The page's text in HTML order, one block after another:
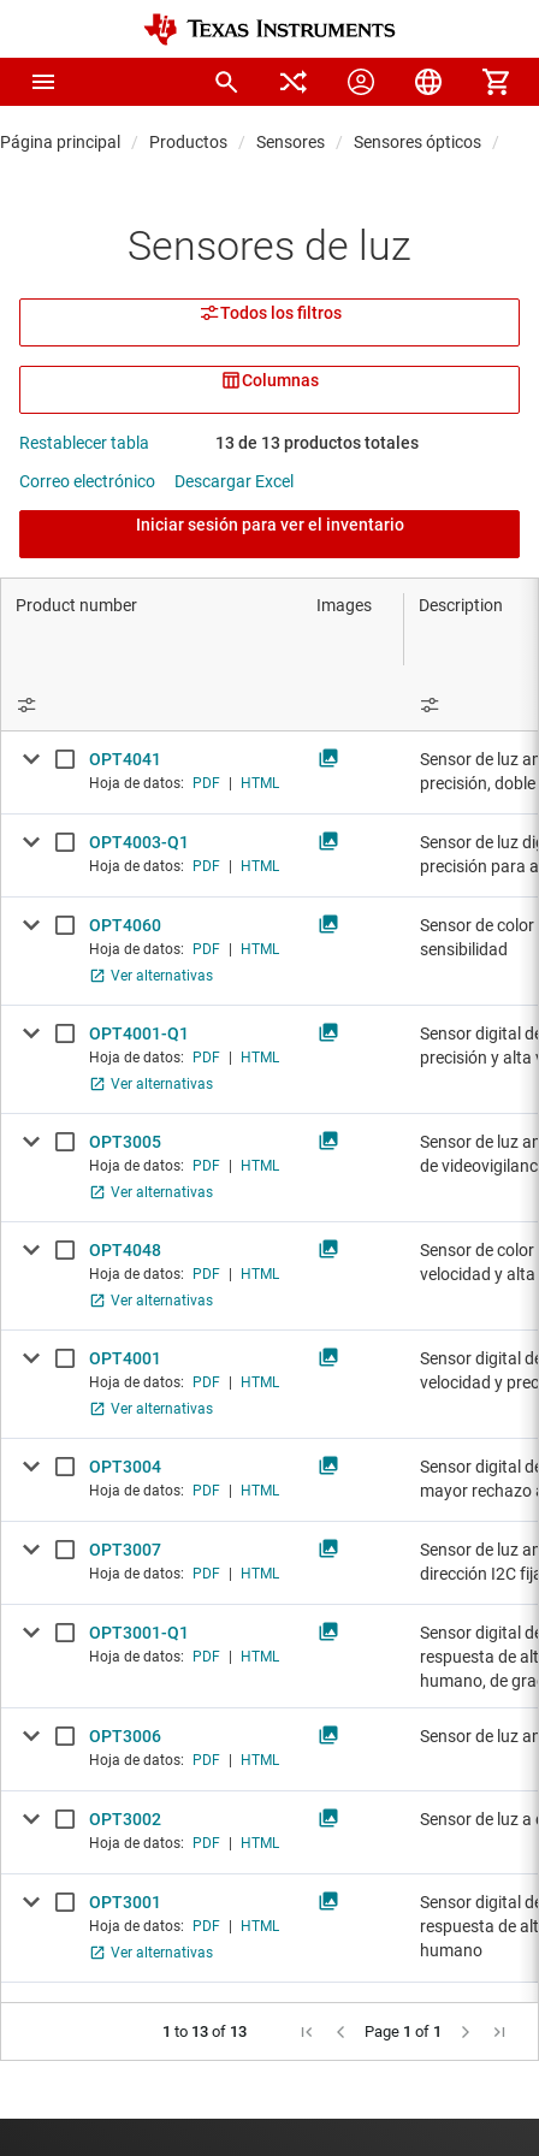
Página principal Productos Sensores Sensores ópticos
Sensores de luz
Todos los filtros
Columnas
Restablecer tabla
13 de 13 productos totales
Correo electrónico
Descargar Excel
Iniciar sesión para ver el inventario
Product number Images Description
OPT4041
Hoja de datos: PDF HTML
Sensor de luz
precisión,
OPT4003-Q1
Hoja de datos: PDF HTML
Sensor de luz
precisión para
OPT4060
Hoja de datos: PDF
HTML
Ver alternativas
Sensor de color
sensibilidad
OPT4001-Q1
Hoja de datos: PDF
HTML
Ver alternativas
Sensor digital
precisión y alta
OPT3005
Hoja de datos: PDF
HTML
Ver alternativas
Sensor de luz
de
OPT4048
Hoja de datos: PDF
HTML
Ver alternativas
Sensor de
velocidad y
OPT4001
Hoja de datos: PDF
HTML
Ver alternativas
Sensor digital
velocidad y
OPT3004
Hoja de datos: PDF HTML
Sensor digital
mayor rechazo
OPT3007
Hoja de datos: PDF HTML
Sensor de luz
dirección I2C
OPT3001-Q1
Hoja de datos: PDF HTML
Sensor digital
respuesta de
humano, de
OPT3006
Hoja de datos: PDF HTML
Sensor de luz
OPT3002
Hoja de datos: PDF HTML
Sensor de luz a
OPT3001
Hoja de datos: PDF
HTML
Ver alternativas
Sensor digital
respuesta de
humano
1 to 13 of 13 Page 1 of 1